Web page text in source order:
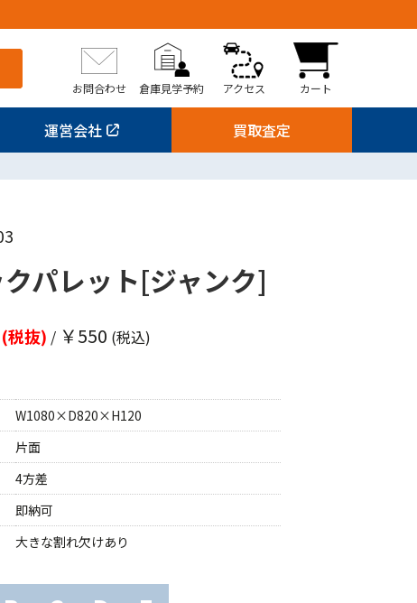
お問合わせ 倉庫見学予約 アクセス カート
運営会社 買取査定
パレット[ジャンク]
(税抜) / ￥550 (税込)
W1080×D820×H120
片面
4方差
即納可
大きな割れ欠けあり